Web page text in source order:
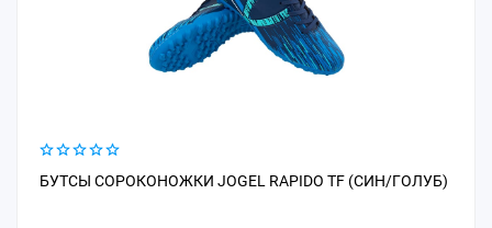
БУТСЫ СОРОКОНОЖКИ JOGEL RAPIDO TF (СИН/ГОЛУБ)